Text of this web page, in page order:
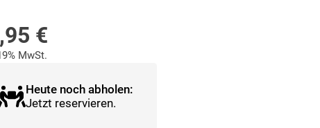
€
MwSt.
Heute noch abholen:
Jetzt reservieren.